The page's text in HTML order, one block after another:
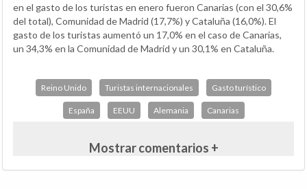
en el gasto de los turistas en enero fueron Canarias (con el 30,6%
del total), Comunidad de Madrid (17,7%) y Cataluña (16,0%). El
gasto de los turistas aumentó un 17,0% en el caso de Canarias,
un 34,3% en la Comunidad de Madrid y un 30,1% en Cataluña.
Reino Unido Turistas internacionales Gasto turístico
España EEUU Alemania Canarias
Mostrar comentarios +